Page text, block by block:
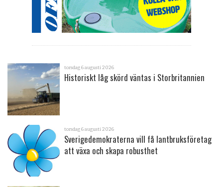
torsdag 6 augusti 2026
Historiskt låg skörd väntas i Storbritannien
torsdag 6 augusti 2026
Sverigedemokraterna vill få lantbruksföretag
att växa och skapa robusthet